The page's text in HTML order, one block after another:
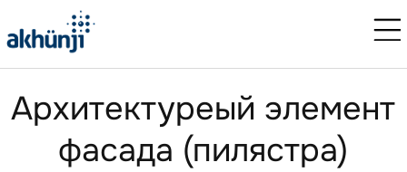
Aрхитектуреый элемент
фасада (пилястра)